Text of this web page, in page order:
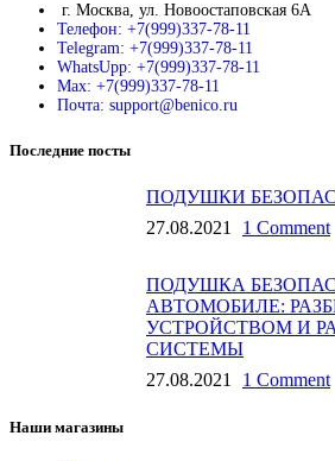
г. Москва, ул. Новоостаповская 6А
Телефон: +7(999)337-78-11
Telegram: +7(999)337-78-11
WhatsUpp: +7(999)337-78-11
Max: +7(999)337-78-11
Почта: support@benico.ru
Последние посты
ПОДУШКИ
27.08.2021
1 Comment
ПОДУШКА
АВТОМОБИЛЕ:
УСТРОЙСТВОМ И
СИСТЕМЫ
27.08.2021
1 Comment
Наши магазины